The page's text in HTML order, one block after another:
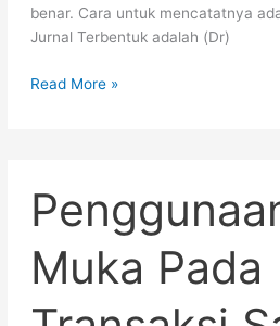
benar. Cara untuk mencatatnya
Jurnal Terbentuk adalah (Dr)
Read More »
Muka Pada
Uang
Muka
Transaksi
Saldo
Awal